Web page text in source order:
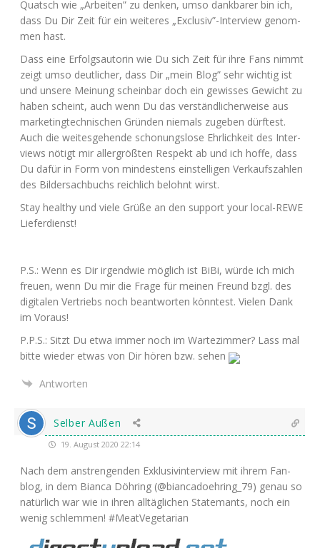
Quatsch wie „Arbei­ten” zu den­ken, umso dank­ba­rer bin ich,
dass Du Dir Zeit für ein wei­te­res „Exclusiv”-Interview genom­
men hast.
Dass eine Erfolgs­au­torin wie Du sich Zeit für ihre Fans nimmt
zeigt umso deut­li­cher, dass Dir „mein Blog” sehr wich­tig ist
und unse­re Mei­nung schein­bar doch ein gewis­ses Gewicht zu
haben scheint, auch wenn Du das ver­ständ­li­cher­wei­se aus
mar­ke­ting­tech­ni­schen Grün­den nie­mals zuge­ben dürftest.
Auch die wei­tes­ge­hen­de scho­nungs­lo­se Ehr­lich­keit des Inter­
views nötigt mir aller­größ­ten Respekt ab und ich hof­fe, dass
Du dafür in Form von min­des­tens ein­stel­li­gen Ver­kaufs­zah­len
des Bil­der­sach­buchs reich­lich belohnt wirst.
Stay healt­hy und vie­le Grü­ße an den sup­port your local-REWE
Lieferdienst!
P.S.: Wenn es Dir irgend­wie mög­lich ist BiBi, wür­de ich mich
freu­en, wenn Du mir die Fra­ge für mei­nen Freund bzgl. des
digi­ta­len Ver­triebs noch beant­wor­ten könn­test. Vie­len Dank
im Voraus!
P.P.S.: Sitzt Du etwa immer noch im War­te­zim­mer? Lass mal
bit­te wie­der etwas von Dir hören bzw. sehen
Antworten
Selber Außen
19. August 2020 22:14
Nach dem anstren­gen­den Exklu­siv­in­ter­view mit ihrem Fan­
blog, in dem Bian­ca Döh­ring (@biancadoehring_79) genau so
natür­lich war wie in ihren all­täg­li­chen Statemants, noch ein
wenig schlem­men! #Meat­Ve­ge­ta­ri­an